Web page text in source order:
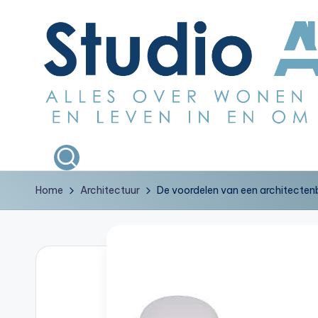
t
u
over
Home Architectuur De voordelen van een